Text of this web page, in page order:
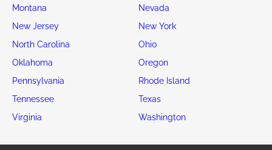
Montana
Nevada
New Jersey
New York
North Carolina
Ohio
Oklahoma
Oregon
Pennsylvania
Rhode Island
Tennessee
Texas
Virginia
Washington